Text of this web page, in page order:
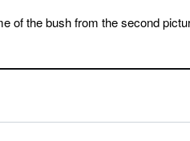
of the bush from the second